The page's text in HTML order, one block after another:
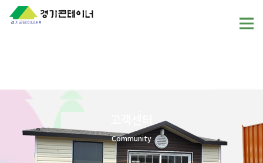
Warning: mysql_fetch_array(): supplied argument is not a valid
MySQL result resource in
/home/gunggictr/gungboard/view.php
Community